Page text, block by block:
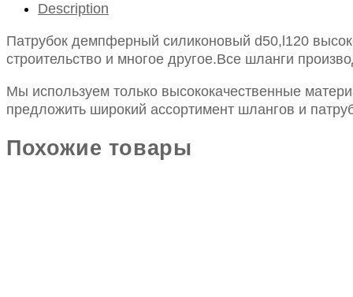
Description
Патрубок демпферный силиконовый d50,l120
строительство и многое другое.Все шланги
Мы используем только высококачественные
предложить широкий ассортимент шлангов и
Похожие товары